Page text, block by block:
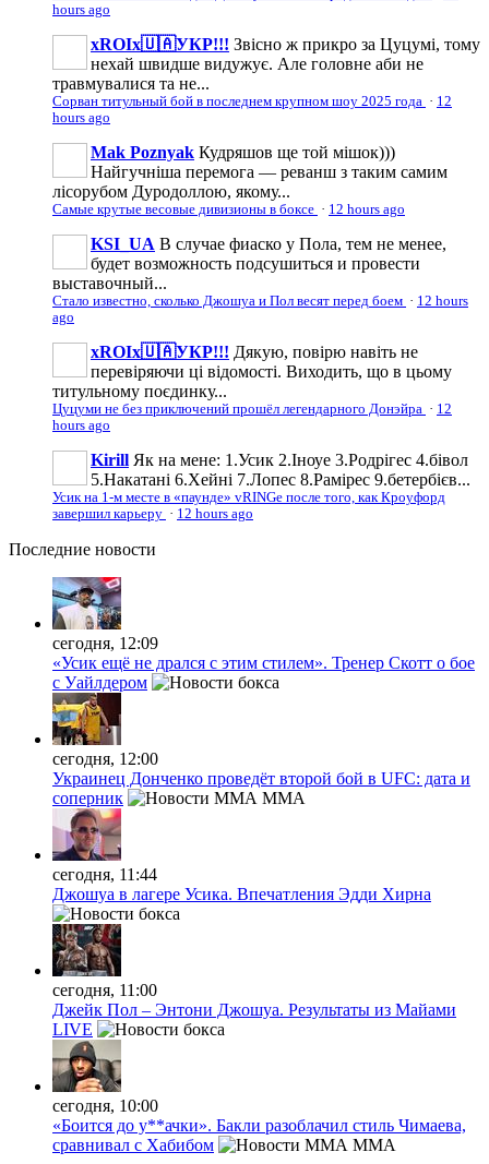
hours ago
xROIx🇺🇦УКР!!! Звісно ж прикро за Цуцумі, тому
нехай швидше видужує. Але головне аби не
травмувалися та не...
Сорван титульный бой в последнем крупном шоу 2025 года · 12
hours ago
Mak Poznyak Кудряшов ще той мішок)))
Найгучніша перемога — реванш з таким самим
лісорубом Дуродоллою, якому...
Самые крутые весовые дивизионы в боксе · 12 hours ago
KSI_UA В случае фиаско у Пола, тем не менее,
будет возможность подсушиться и провести
выставочный...
Стало известно, сколько Джошуа и Пол весят перед боем · 12 hours
ago
xROIx🇺🇦УКР!!! Дякую, повірю навіть не
перевіряючи ці відомості. Виходить, що в цьому
титульному поєдинку...
Цуцуми не без приключений прошёл легендарного Донэйра · 12
hours ago
Kirill Як на мене: 1.Усик 2.Іноуе 3.Родрігес 4.бівол
5.Накатані 6.Хейні 7.Лопес 8.Рамірес 9.бетербієв...
Усик на 1-м месте в «паунде» vRINGe после того, как Кроуфорд
завершил карьеру · 12 hours ago
Последние новости
сегодня, 12:09
«Усик ещё не дрался с этим стилем». Тренер Скотт о бое
с Уайлдером
сегодня, 12:00
Украинец Донченко проведёт второй бой в UFC: дата и
соперник
MMA
сегодня, 11:44
Джошуа в лагере Усика. Впечатления Эдди Хирна
сегодня, 11:00
Джейк Пол – Энтони Джошуа. Результаты из Майами
LIVE
сегодня, 10:00
«Боится до у**ачки». Бакли разоблачил стиль Чимаева,
сравнивал с Хабибом
MMA